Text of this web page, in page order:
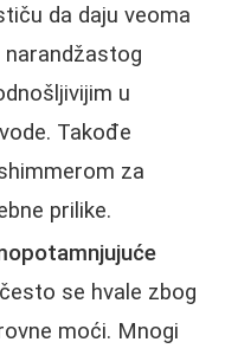
da daju veoma
narandžastog
u
Takođe
za
prilike.
se hvale zbog
moći. Mnogi